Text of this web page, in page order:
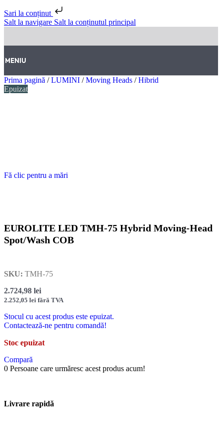
Sari la conținut
Salt la navigare Salt la conținutul principal
MENIU
Prima pagină / LUMINI / Moving Heads / Hibrid
Epuizat
Fă clic pentru a mări
EUROLITE LED TMH-75 Hybrid Moving-Head
Spot/Wash COB
SKU: TMH-75
2.724,98 lei
2.252,05 lei fără TVA
Stocul cu acest produs este epuizat.
Contactează-ne pentru comandă!
Stoc epuizat
Compară
0 Persoane care urmăresc acest produs acum!
Livrare rapidă